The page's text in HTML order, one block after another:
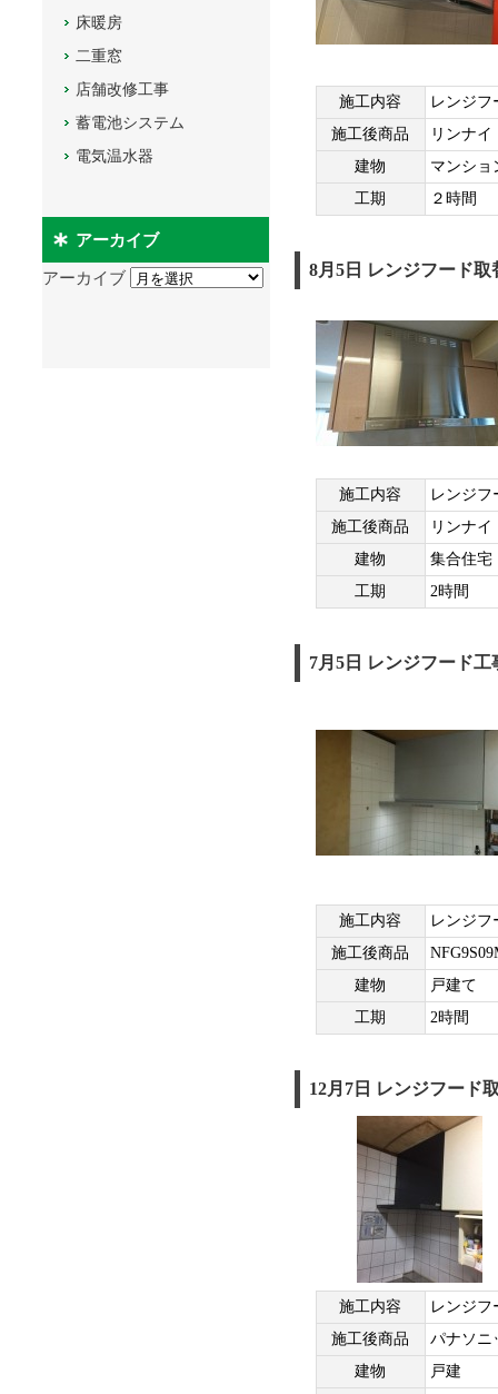
施工内容
レンジフ
施工後商品
リンナ
建物
マンショ
工期
２時間
8月5日 レンジフード
施工内容
レンジフ
施工後商品
リンナ
建物
集合住宅
工期
2時間
7月5日 レンジフード
施工内容
レンジフ
施工後商品
建物
戸建て
工期
2時間
12月7日 レンジフード
施工内容
レンジフ
施工後商品
パナソニ
建物
戸建
床暖房
二重窓
店舗改修工事
蓄電池システム
電気温水器
アーカイブ
アーカイブ